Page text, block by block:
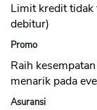
Limit kredit tidak
debitur)
Promo
Raih
menarik pada
Asuransi